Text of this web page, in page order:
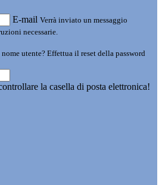
E-mail Verrà inviato un messaggio
necessarie.
utente? Effettua il reset della password
la casella di posta elettronica!